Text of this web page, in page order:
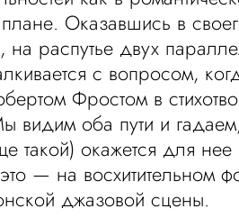
Оказавшись в
распутье двух
с вопросом,
Фростом в
видим оба пути и
такой) окажется для нее
— на восхитительном
джазовой сцены.